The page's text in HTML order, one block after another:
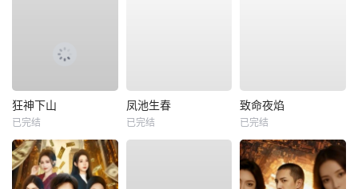
狂神下山
已完结
凤池生春
已完结
致命夜焰
已完结